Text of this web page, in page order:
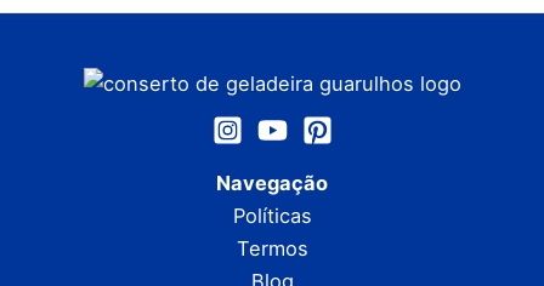
Navegação
Políticas
Termos
Blog